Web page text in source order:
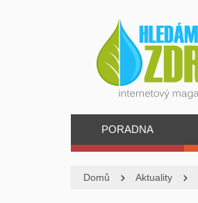
PORADNA
Domů Aktuality